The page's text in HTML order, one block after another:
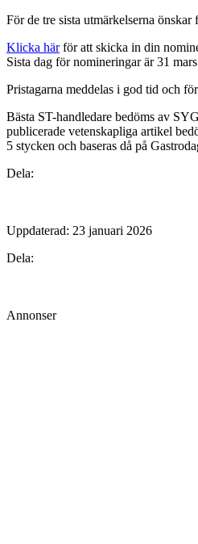
För de tre sista utmärkelserna
Klicka härför att skicka in din
Sista dag för nomineringar är 31
Pristagarna meddelas i god tid och
Bästa ST-handledare bedöms av
publicerade vetenskapliga artikel
5 stycken och baseras då på
Dela:
Uppdaterad: 23 januari 2026
Dela:
Annonser